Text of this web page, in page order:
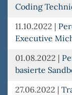
Coding
11.10.2022 |
Executive
01.08.2022 |
basierte
27.06.2022 |